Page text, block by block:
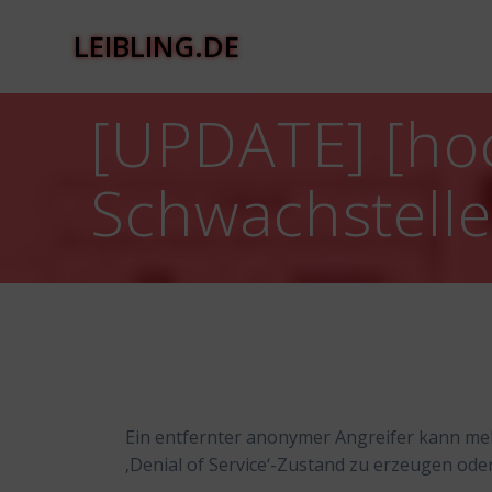
LEIBLING.DE
[UPDATE]
Ein entfernter anonymer Angreifer kann
‚Denial of Service‘-Zustand zu erzeugen